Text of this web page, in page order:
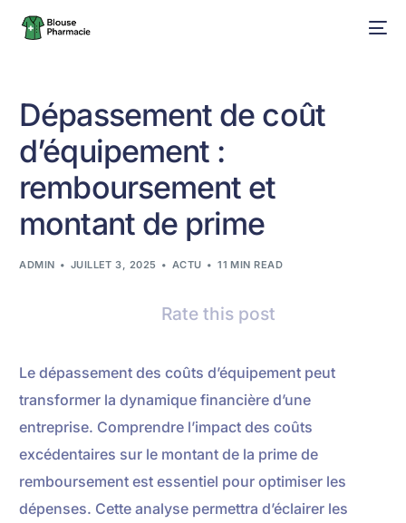
Dépassement de coût
d’équipement :
remboursement et
montant de prime
ADMIN JUILLET 3, 2025 ACTU 11 MIN READ
Rate this post
Le dépassement des coûts d’équipement peut
transformer la dynamique financière d’une
entreprise. Comprendre l’impact des coûts
excédentaires sur le montant de la prime de
remboursement est essentiel pour optimiser les
dépenses. Cette analyse permettra d’éclairer les